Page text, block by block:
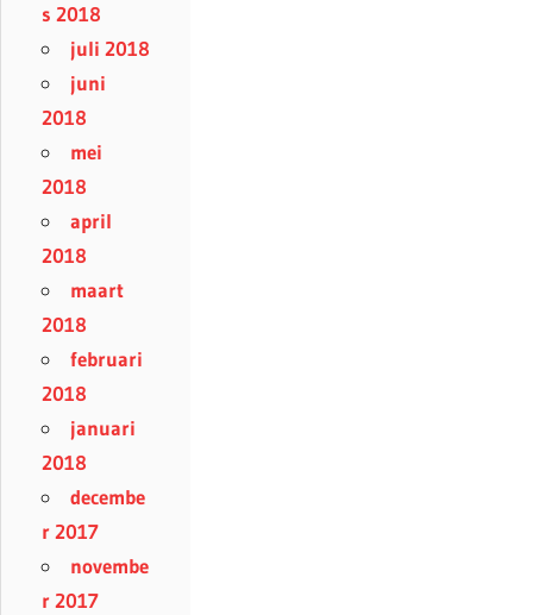
s 2018
juli 2018
juni
2018
mei
2018
april
2018
maart
2018
februari
2018
januari
2018
decembe
r 2017
novembe
r 2017